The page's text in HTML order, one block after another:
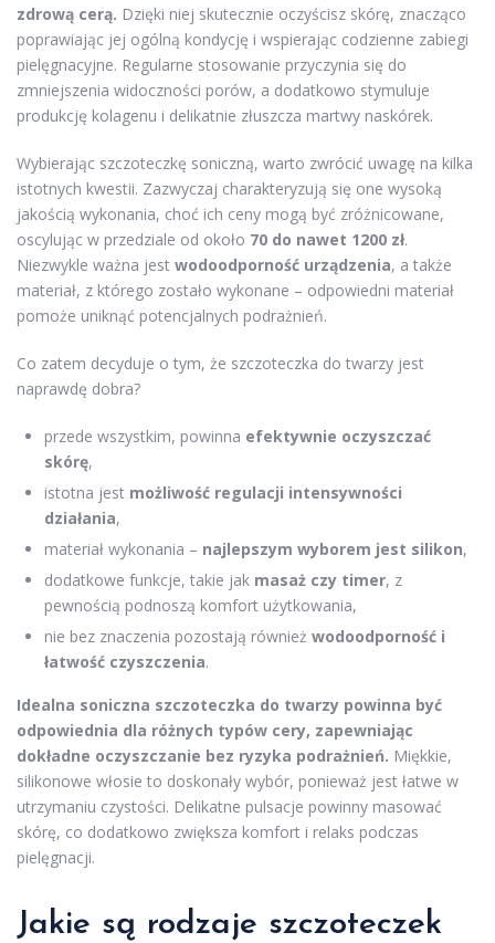
zdrową cerą. Dzięki niej skutecznie oczyścisz skórę, znacząco
poprawiając jej ogólną kondycję i wspierając codzienne zabiegi
pielęgnacyjne. Regularne stosowanie przyczynia się do
zmniejszenia widoczności porów, a dodatkowo stymuluje
produkcję kolagenu i delikatnie złuszcza martwy naskórek.
Wybierając szczoteczkę soniczną, warto zwrócić uwagę na kilka
istotnych kwestii. Zazwyczaj charakteryzują się one wysoką
jakością wykonania, choć ich ceny mogą być zróżnicowane,
oscylując w przedziale od około 70 do nawet 1200 zł.
Niezwykle ważna jest wodoodporność urządzenia, a także
materiał, z którego zostało wykonane – odpowiedni materiał
pomoże uniknąć potencjalnych podrażnień.
Co zatem decyduje o tym, że szczoteczka do twarzy jest
naprawdę dobra?
przede wszystkim, powinna efektywnie oczyszczać
skórę,
istotna jest możliwość regulacji intensywności
działania,
materiał wykonania – najlepszym wyborem jest silikon,
dodatkowe funkcje, takie jak masaż czy timer, z
pewnością podnoszą komfort użytkowania,
nie bez znaczenia pozostają również wodoodporność i
łatwość czyszczenia.
Idealna soniczna szczoteczka do twarzy powinna być
odpowiednia dla różnych typów cery, zapewniając
dokładne oczyszczanie bez ryzyka podrażnień. Miękkie,
silikonowe włosie to doskonały wybór, ponieważ jest łatwe w
utrzymaniu czystości. Delikatne pulsacje powinny masować
skórę, co dodatkowo zwiększa komfort i relaks podczas
pielęgnacji.
Jakie są rodzaje szczoteczek